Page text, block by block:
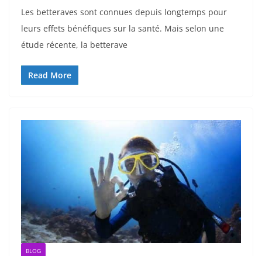
Les betteraves sont connues depuis longtemps pour
leurs effets bénéfiques sur la santé. Mais selon une
étude récente, la betterave
Read More
BLOG